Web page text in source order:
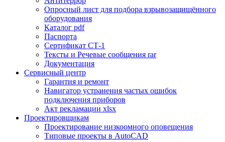
Опросный лист для подбора взрывозащищённого
оборудования
Каталог pdf
Паспорта
Сертификат СТ-1
Тексты и Речевые сообщения rar
Документация
Сервисный центр
Гарантия и ремонт
Навигатор устранения частых ошибок
подключения приборов
Акт рекламации xlsx
Проектировщикам
Проектирование низкоомного оповещения
Типовые проекты в AutoCAD